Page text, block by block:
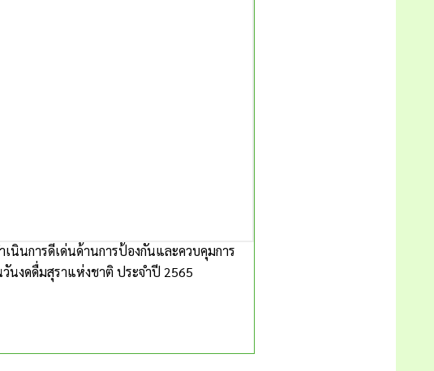
นินการดีเด่นด้านการป้องกันและควบคุมการ
วันงดดื่มสุราแห่งชาติ ประจำปี 2565